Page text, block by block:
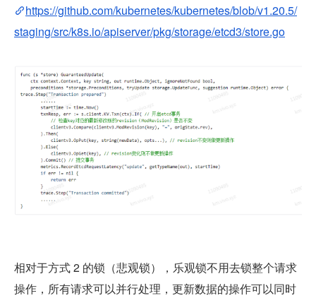
https://github.com/kubernetes/kubernetes/blob/v1.20.5/
staging/src/k8s.io/apiserver/pkg/storage/etcd3/store.go
相对于方式 2 的锁（悲观锁），乐观锁不用去锁整个请求
操作，所有请求可以并行处理，更新数据的操作可以同时